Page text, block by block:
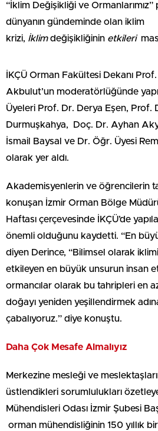
“İklim Değişikliği ve
dünyanın gündeminde olan iklim
krizi, İklimdeğişikliğinin etkileri
İKÇÜ Orman Fakültesi Dekanı
Akbulut’un moderatörlüğünde
Üyeleri Prof. Dr. Derya Eşen, Prof.
Durmuşkahya, Doç. Dr. Ayhan
İsmail Baysal ve Dr. Öğr. Üyesi
olarak yer aldı.
Akademisyenlerin ve öğrencilerin
konuşan İzmir Orman Bölge
Haftası çerçevesinde İKÇÜ’de
önemli olduğunu kaydetti. “En
diyen Derince, “Bilimsel olarak
etkileyen en büyük unsurun insan
ormancılar olarak bu tahripleri en
doğayı yeniden yeşillendirmek
çabalıyoruz.” diye konuştu.
Daha Çok Mesafe Almalıyız
Merkezine mesleği ve
üstlendikleri sorumlulukları
Mühendisleri Odası İzmir Şubesi
orman mühendisliğinin 150 yıllık